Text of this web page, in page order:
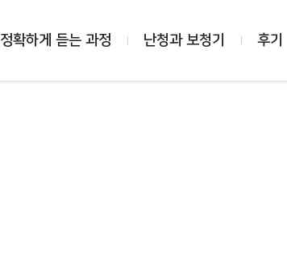
정확하게 듣는 과정 난청과 보청기 후기